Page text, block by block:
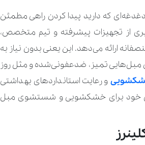
که دارید پیدا کردن راهی مطمئن
از تجهیزات پیشرفته و تیم متخصص،
ارائه می‌دهد. این یعنی بدون نیاز به
مبل‌هایی تمیز، ضدعفونی‌شده و مثل روز
و رعایت استانداردهای بهداشتی
اول خود برای خشکشویی و شستشوی مبل